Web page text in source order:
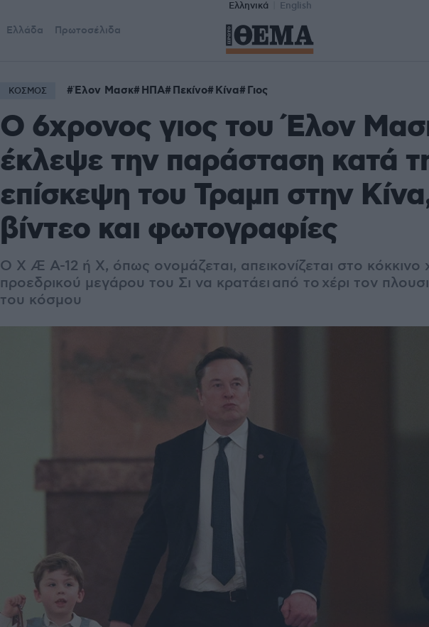
Ελληνικά English
Ελλάδα Πρωτοσέλιδα
ΚΟΣΜΟΣ Έλον Μασκ ΗΠΑ Πεκίνο Κίνα Γιος
Ο 6χρονος γιος του Έλον
έκλεψε την παράσταση κατά
επίσκεψη του Τραμπ στην
βίντεο και φωτογραφίες
Ο X Æ A-12 ή Χ, όπως ονομάζεται, απεικονίζεται στο κόκκινο
προεδρικού μεγάρου του Σι να κρατάει από το χέρι τον
του κόσμου